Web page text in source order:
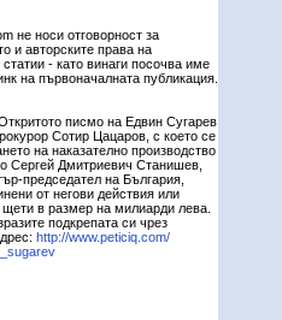
не носи отговорност за
и авторските права на
- като винаги посочва име
на първоначалната публикация.
писмо на Едвин Сугарев
Сотир Цацаров, с което се
на наказателно производство
Сергей Дмитриевич Станишев,
председател на България,
от негови действия или
щети в размер на милиарди лева.
подкрепата си чрез
http://www.peticiq.com/